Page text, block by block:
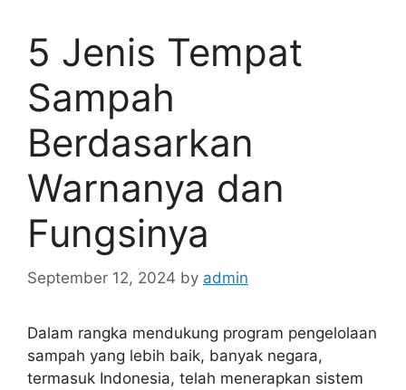
5 Jenis Tempat
Sampah
Berdasarkan
Warnanya dan
Fungsinya
September 12, 2024 by admin
Dalam rangka mendukung program pengelolaan
sampah yang lebih baik, banyak negara,
termasuk Indonesia, telah menerapkan sistem